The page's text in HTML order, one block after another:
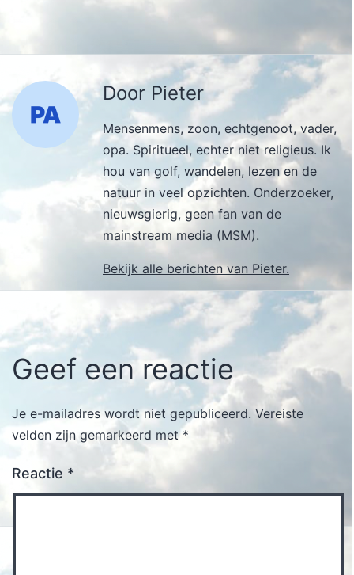
Door Pieter
Mensenmens, zoon, echtgenoot, vader,
opa. Spiritueel, echter niet religieus. Ik
hou van golf, wandelen, lezen en de
natuur in veel opzichten. Onderzoeker,
nieuwsgierig, geen fan van de
mainstream media (MSM).
Bekijk alle berichten van Pieter.
Geef een reactie
Je e-mailadres wordt niet gepubliceerd. Vereiste
velden zijn gemarkeerd met *
Reactie *